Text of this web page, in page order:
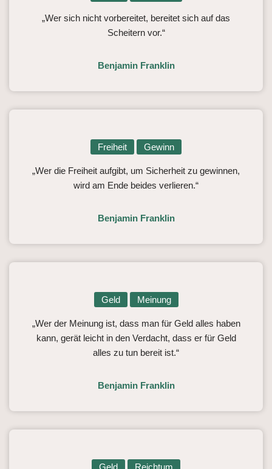
„Wer sich nicht vorbereitet, bereitet sich auf das
Scheitern vor.“
Benjamin Franklin
Freiheit Gewinn
„Wer die Freiheit aufgibt, um Sicherheit zu gewinnen,
wird am Ende beides verlieren.“
Benjamin Franklin
Geld Meinung
„Wer der Meinung ist, dass man für Geld alles haben
kann, gerät leicht in den Verdacht, dass er für Geld
alles zu tun bereit ist.“
Benjamin Franklin
Geld Reichtum